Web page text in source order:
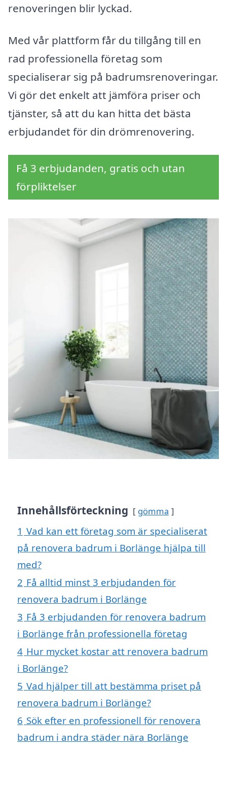
renoveringen blir lyckad.
Med vår plattform får du tillgång till en
rad professionella företag som
specialiserar sig på badrumsrenoveringar.
Vi gör det enkelt att jämföra priser och
tjänster, så att du kan hitta det bästa
erbjudandet för din drömrenovering.
Få 3 erbjudanden, gratis och utan
förpliktelser
Innehållsförteckning gömma
1 Vad kan ett företag som är specialiserat
på renovera badrum i Borlänge hjälpa till
med?
2 Få alltid minst 3 erbjudanden för
renovera badrum i Borlänge
3 Få 3 erbjudanden för renovera badrum
i Borlänge från professionella företag
4 Hur mycket kostar att renovera badrum
i Borlänge?
5 Vad hjälper till att bestämma priset på
renovera badrum i Borlänge?
6 Sök efter en professionell för renovera
badrum i andra städer nära Borlänge